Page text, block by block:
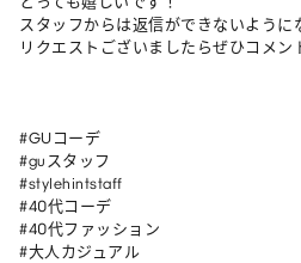
スタッフからは返信ができないように
リクエストございましたらぜひコメン
#GUコーデ
#guスタッフ
#stylehintstaff
#40代コーデ
#40代ファッション
#大人カジュアル